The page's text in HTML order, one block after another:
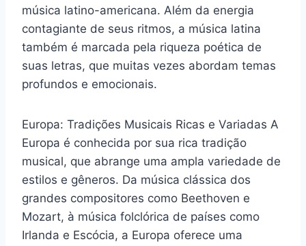
música latino-americana. Além da energia
contagiante de seus ritmos, a música latina
também é marcada pela riqueza poética de
suas letras, que muitas vezes abordam temas
profundos e emocionais.
Europa: Tradições Musicais Ricas e Variadas A
Europa é conhecida por sua rica tradição
musical, que abrange uma ampla variedade de
estilos e gêneros. Da música clássica dos
grandes compositores como Beethoven e
Mozart, à música folclórica de países como
Irlanda e Escócia, a Europa oferece uma